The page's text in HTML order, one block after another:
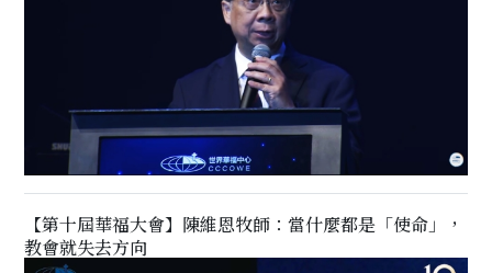
【第十屆華福大會】陳維恩牧師：當什麼都是「使命」，
教會就失去方向